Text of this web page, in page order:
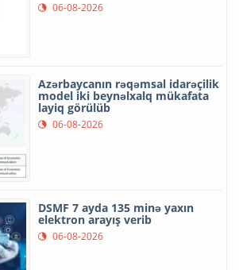
06-08-2026
Azərbaycanın rəqəmsal idarəçilik
model iki beynəlxalq mükafata
layiq görülüb
06-08-2026
DSMF 7 ayda 135 minə yaxın
elektron arayış verib
06-08-2026